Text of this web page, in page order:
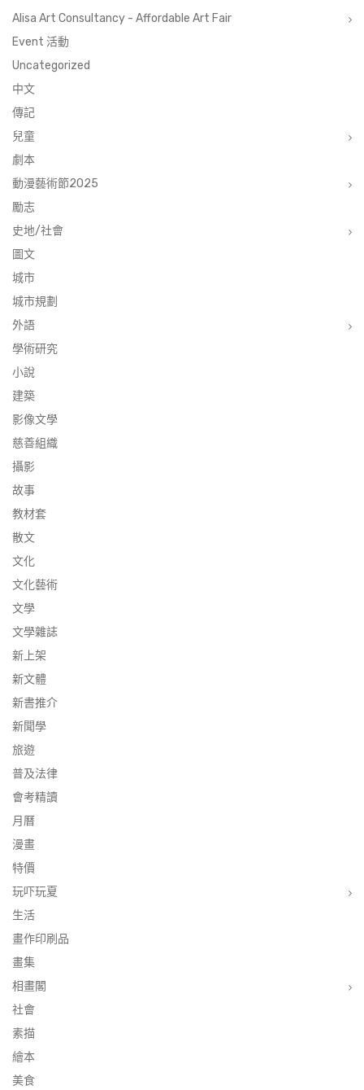
Alisa Art Consultancy - Affordable Art Fair
Event 活動
Uncategorized
中文
傳記
兒童
劇本
動漫藝術節2025
勵志
史地/社會
圖文
城市
城市規劃
外語
學術研究
小說
建築
影像文學
慈善組織
攝影
故事
教材套
散文
文化
文化藝術
文學
文學雜誌
新上架
新文體
新書推介
新聞學
旅遊
普及法律
會考精讀
月曆
漫畫
特價
玩吓玩夏
生活
畫作印刷品
畫集
相畫閣
社會
素描
繪本
美食